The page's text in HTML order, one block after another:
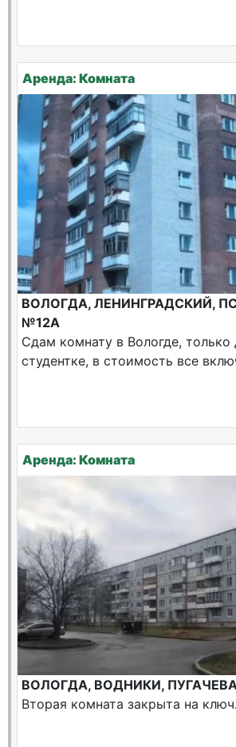
Аренда: Комната
ВОЛОГДА, ЛЕНИНГРАДСКИЙ,
№12А
Сдам комнату в Вологде, только
студентке, в стоимость все
Аренда: Комната
ВОЛОГДА, ВОДНИКИ,
Вторая комната закрыта на ключ.